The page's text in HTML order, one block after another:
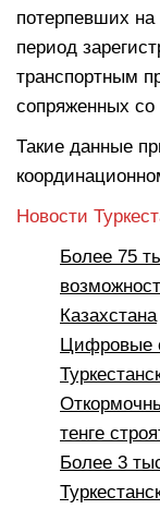
потерпевших на
период
транспортным
сопряженных
Такие данные
Новости
Более 75
Казахстана
Цифровые
тенге
Более 3